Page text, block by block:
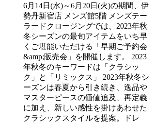
6月14日(水)～6月20日(火)の期間、伊
勢丹新宿店 メンズ館5階 メンズテー
ラードクロージングでは、2023年秋
冬シーズンの最旬アイテムをいち早
くご堪能いただける「早期ご予約会
&amp;販売会」を開催します。 2023
年秋冬のキーワードは「クラシッ
ク」と「リミックス」 2023年秋冬シ
ーズンは春夏から引き続き、逸品や
マスターピースの価値追及、再定義
に加え、新しい感性を掛けあわせた
クラシックスタイルを提案。ドレ